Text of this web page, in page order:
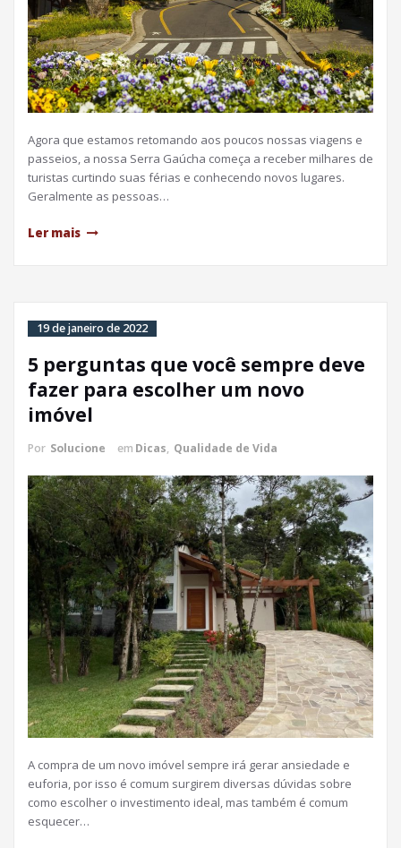
Agora que estamos retomando aos poucos nossas viagens e
passeios, a nossa Serra Gaúcha começa a receber milhares de
turistas curtindo suas férias e conhecendo novos lugares.
Geralmente as pessoas…
Ler mais
19 de janeiro de 2022
5 perguntas que você sempre deve
fazer para escolher um novo
imóvel
Por Solucione em Dicas, Qualidade de Vida
A compra de um novo imóvel sempre irá gerar ansiedade e
euforia, por isso é comum surgirem diversas dúvidas sobre
como escolher o investimento ideal, mas também é comum
esquecer…